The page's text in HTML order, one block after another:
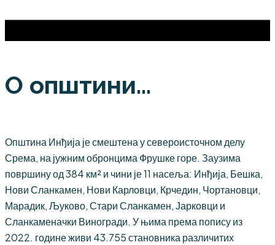
О општини...
Општина Инђија је смештена у североисточном делу
Срема, на јужним обронцима Фрушке горе. Заузима
површину од 384 км² и чини је 11 насеља: Инђија, Бешка,
Нови Сланкамен, Нови Карловци, Крчедин, Чортановци,
Марадик, Љуково, Стари Сланкамен, Јарковци и
Сланкаменачки Виногради. У њима према попису из
2022. године живи 43.755 становника различитих